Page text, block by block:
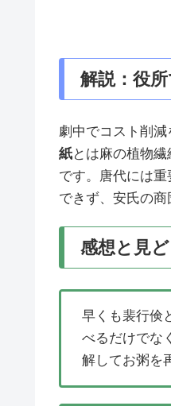
解説：役
劇中でコスト削
紙とは麻の植物
です。唐代には
できず、安氏の
感想と見
早くも裴行倹
べるだけでな
解してお粥を